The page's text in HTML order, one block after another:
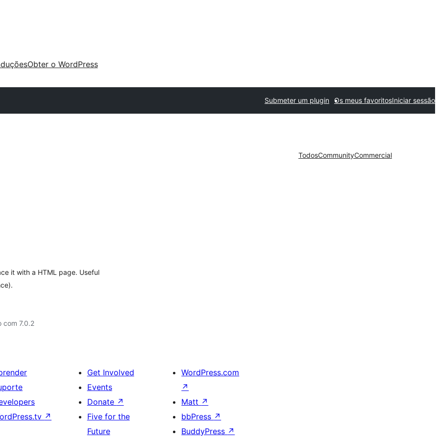
Obter o WordPress
Submeter um plugin Os meus favoritosIniciar sessão
TodosCommunityCommercial
it with a HTML page. Useful
com 7.0.2
↗
Get Involved
Events
Donate ↗
Five for the
Future
WordPress.com
↗
Matt ↗
bbPress ↗
BuddyPress ↗